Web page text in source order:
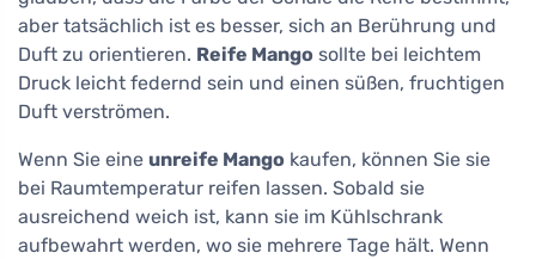
aber tatsächlich ist es besser, sich an Berührung und
Duft zu orientieren. Reife Mango sollte bei leichtem
Druck leicht federnd sein und einen süßen, fruchtigen
Duft verströmen.
Wenn Sie eine unreife Mango kaufen, können Sie sie
bei Raumtemperatur reifen lassen. Sobald sie
ausreichend weich ist, kann sie im Kühlschrank
aufbewahrt werden, wo sie mehrere Tage hält. Wenn